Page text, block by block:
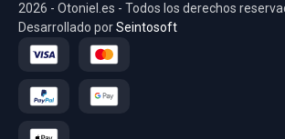
2026 - Otoniel.es - Todos los derechos
Desarrollado porSeintosoft